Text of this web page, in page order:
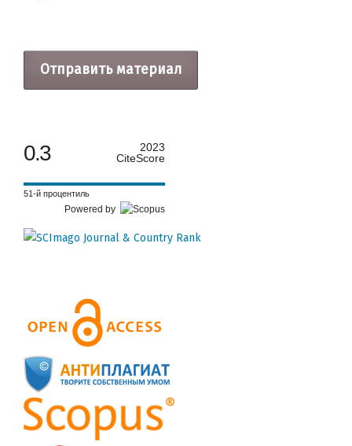
Отправить материал
0.3
2023
CiteScore
51-й процентиль
Powered by